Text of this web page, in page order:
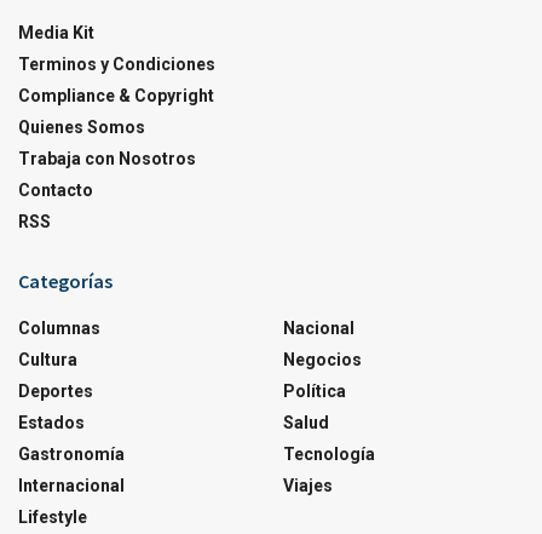
Media Kit
Terminos y Condiciones
Compliance & Copyright
Quienes Somos
Trabaja con Nosotros
Contacto
RSS
Categorías
Columnas
Cultura
Deportes
Estados
Gastronomía
Internacional
Lifestyle
Nacional
Negocios
Política
Salud
Tecnología
Viajes